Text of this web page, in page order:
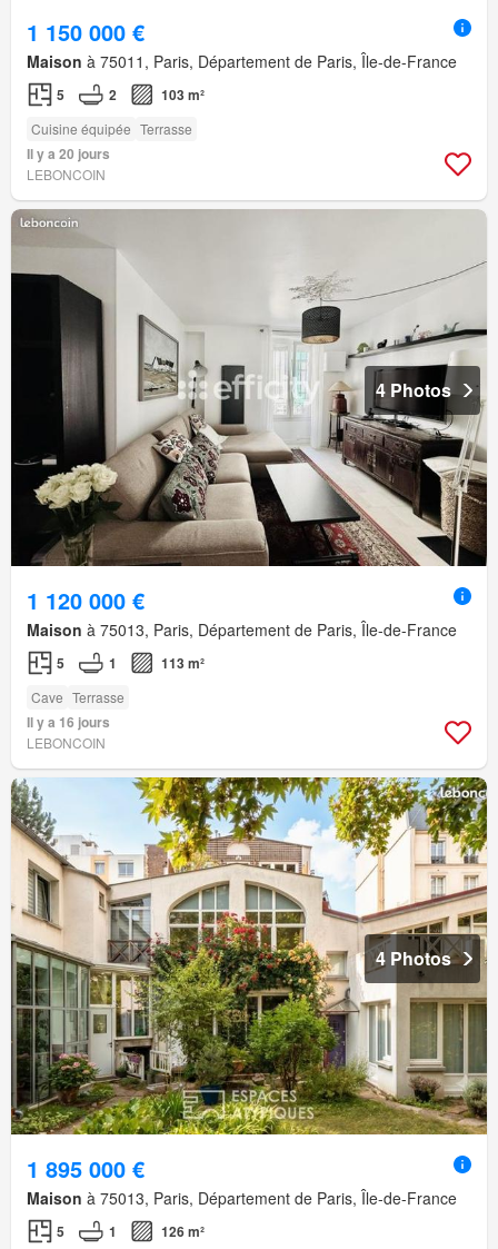
1 150 000 €
Maison à 75011, Paris, Département de Paris, Île-de-France
5 2 103 m²
Cuisine équipée Terrasse
Il y a 20 jours
LEBONCOIN
4 Photos
1 120 000 €
Maison à 75013, Paris, Département de Paris, Île-de-France
5 1 113 m²
Cave Terrasse
Il y a 16 jours
LEBONCOIN
4 Photos
1 895 000 €
Maison à 75013, Paris, Département de Paris, Île-de-France
5 1 126 m²